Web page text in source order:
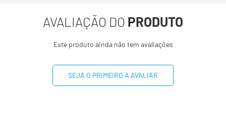
Fibra alimentar 2,3g 9%
61mg 3%
4mg 0%
AVALIAÇÃO DO PRODUTO
Este produto ainda não tem avaliações
SEJA O PRIMEIRO A AVALIAR